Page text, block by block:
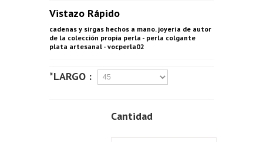
Vistazo Rápido
cadenas y sirgas hechos a mano. joyería de autor
de la colección propia perla - perla colgante
plata artesanal - vocperla02
*LARGO :
Cantidad